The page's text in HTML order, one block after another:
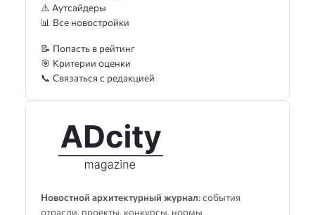
Новостной архитектурный журнал: события
отрасли, проекты, конкурсы, нормы,
⚠️ Аутсайдеры
📊 Все новостройки
📝 Попасть в рейтинг
🎯 Критерии оценки
📞 Связаться с редакцией